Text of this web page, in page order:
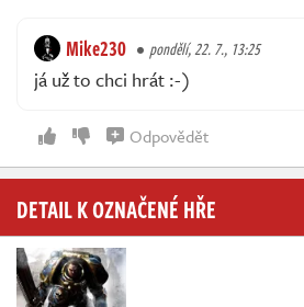
Mike230 pondělí, 22. 7., 13:25
já už to chci hrát :-)
Odpovědět
DETAIL K OZNAČENÉ HŘE